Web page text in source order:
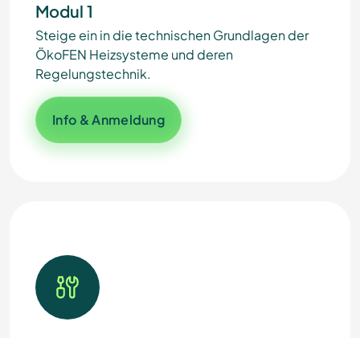
Modul 1
Steige ein in die technischen Grundlagen der
ÖkoFEN Heizsysteme und deren
Regelungstechnik.
Info & Anmeldung